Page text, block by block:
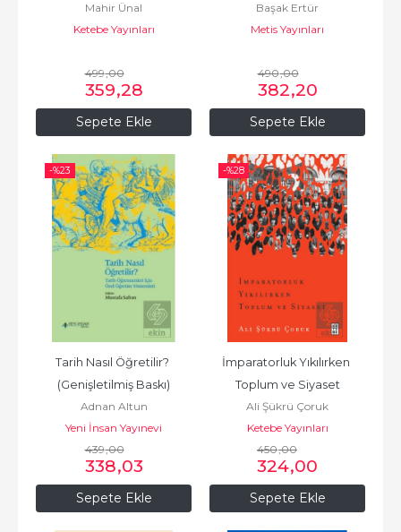
Sepete Ekle
Mahir Ünal
Ketebe Yayınları
499,00
359,28
Sepete Ekle
Başak Ertür
Metis Yayınları
490,00
382,20
-%23
Sepete Ekle
Tarih Nasıl Öğretilir?
(Genişletilmiş Baskı)
Adnan Altun
Yeni İnsan Yayınevi
439,00
338,03
-%28
Sepete Ekle
İmparatorluk Yıkılırken
Toplum ve Siyaset
Ali Şükrü Çoruk
Ketebe Yayınları
450,00
324,00